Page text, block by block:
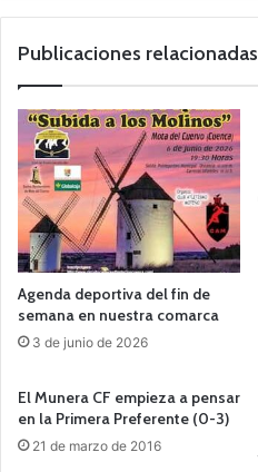
Publicaciones relacionadas
Agenda deportiva del fin de
semana en nuestra comarca
3 de junio de 2026
El Munera CF empieza a pensar
en la Primera Preferente (0-3)
21 de marzo de 2016